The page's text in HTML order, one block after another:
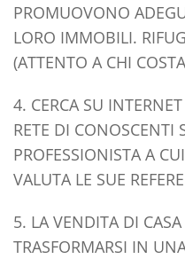
PROMUOVONO
LORO IMMOBILI.
(ATTENTO A CHI
4. CERCA SU
RETE DI CONOSCENTI
PROFESSIONISTA A
VALUTA LE SUE
5. LA VENDITA DI
TRASFORMARSI IN